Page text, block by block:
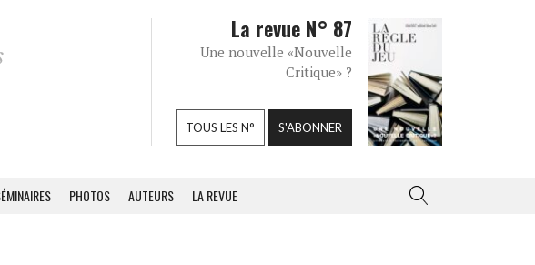
La revue N° 87
Une nouvelle «Nouvelle
Critique» ?
TOUS LES N° S'ABONNER
PHOTOS AUTEURS LA REVUE